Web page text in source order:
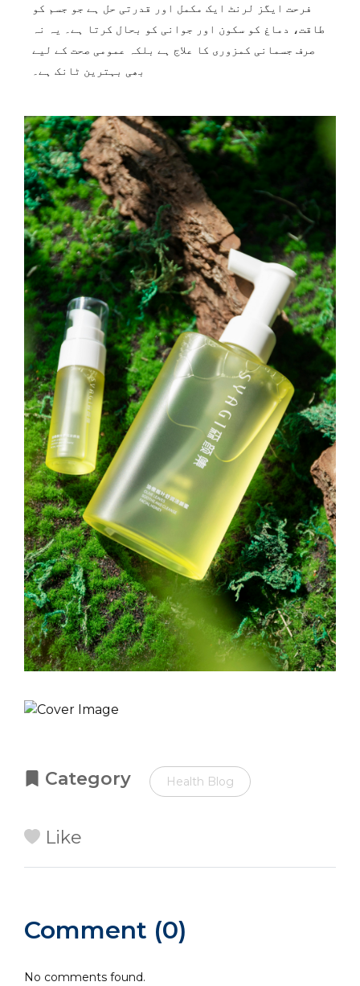
فرحت ایگز لرنٹ ایک مکمل اور قدرتی حل ہے جو جسم کو
طاقت، دماغ کو سکون اور جوانی کو بحال کرتا ہے۔ یہ نہ
صرف جسمانی کمزوری کا علاج ہے بلکہ عمومی صحت کے لیے
بھی بہترین ٹانک ہے۔
Category Health Blog
Like
Comment (0)
No comments found.